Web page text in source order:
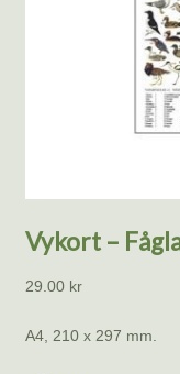
Vykort –
29.00 kr
A4, 210 x 297 mm.